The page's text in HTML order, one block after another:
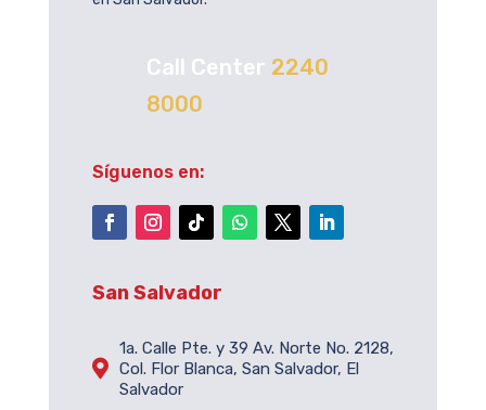
Call Center 2240
8000
Síguenos en:
San Salvador

1a. Calle Pte. y 39 Av. Norte No. 2128,
Col. Flor Blanca, San Salvador, El
Salvador